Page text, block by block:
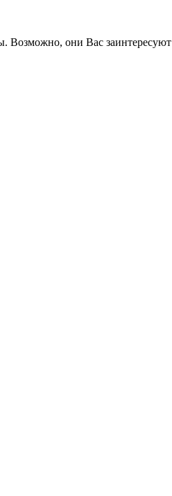
Возможно, они Вас заинтересуют